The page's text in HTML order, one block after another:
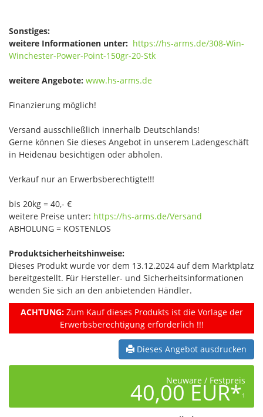
Sonstiges:
weitere Informationen unter: https://hs-arms.de/308-Win-
Winchester-Power-Point-150gr-20-Stk
weitere Angebote: www.hs-arms.de
Finanzierung möglich!
Versand ausschließlich innerhalb Deutschlands!
Gerne können Sie dieses Angebot in unserem Ladengeschäft
in Heidenau besichtigen oder abholen.
Verkauf nur an Erwerbsberechtigte!!!
bis 20kg = 40,- €
weitere Preise unter: https://hs-arms.de/Versand
ABHOLUNG = KOSTENLOS
Produktsicherheitshinweise:
Dieses Produkt wurde vor dem 13.12.2024 auf dem Marktplatz
bereitgestellt. Für Hersteller- und Sicherheitsinformationen
wenden Sie sich an den anbietenden Händler.
ACHTUNG:Zum Kauf dieses Produkts ist die Vorlage der
Erwerbsberechtigung erforderlich !!!
Dieses Angebot ausdrucken
Neuware / Festpreis
40,00 EUR*1